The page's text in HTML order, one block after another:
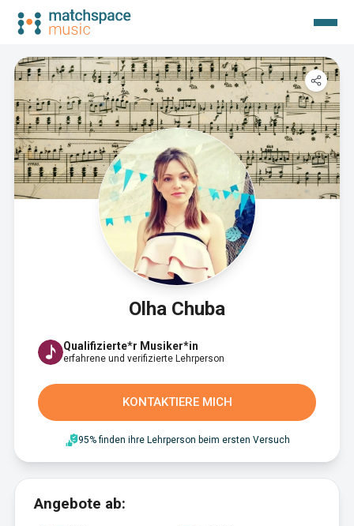
Olha Chuba
Qualifizierte*r Musiker*in
erfahrene und verifizierte Lehrperson
KONTAKTIERE MICH
95% finden ihre Lehrperson beim ersten Versuch
Angebote ab: